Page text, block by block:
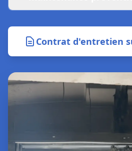
Contrat d'entretien